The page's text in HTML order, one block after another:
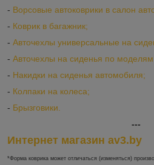
- Ворсовые автоковрики в салон
- Коврик в багажник;
- Авточехлы универсальные на
- Авточехлы на сиденья по
- Накидки на сиденья автомобиля;
- Колпаки на колеса;
- Брызговики.
---
Интернет магазин av3.by
*Форма коврика может отличаться (изменяться)